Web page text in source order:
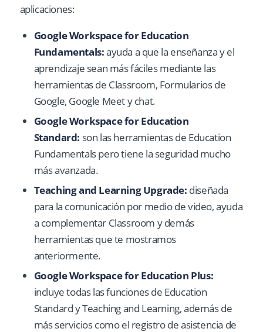
aplicaciones:
Google Workspace for Education
Fundamentals:ayuda a que la enseñanza y el
aprendizaje sean más fáciles mediante las
herramientas de Classroom, Formularios de
Google, Google Meet y chat.
Google Workspace for Education
Standard: son las herramientas de Education
Fundamentals pero tiene la seguridad mucho
más avanzada.
Teaching and Learning Upgrade: diseñada
para la comunicación por medio de video, ayuda
a complementar Classroom y demás
herramientas que te mostramos
anteriormente.
Google Workspace for Education Plus:
incluye todas las funciones de Education
Standard y Teaching and Learning, además de
más servicios como el registro de asistencia de